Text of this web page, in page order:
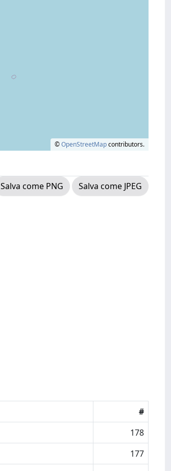
©OpenStreetMapcontributors.
Salva come PNG
Salva come JPEG
#
178
177